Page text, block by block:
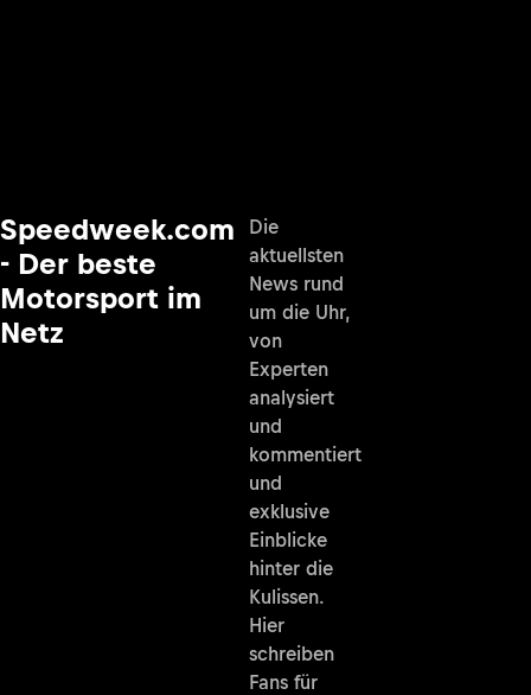
Speedweek.com
- Der beste
Motorsport im
Netz
Die
aktuellsten
News rund
um die Uhr,
von
Experten
analysiert
und
kommentiert
und
exklusive
Einblicke
hinter die
Kulissen.
Hier
schreiben
Fans für